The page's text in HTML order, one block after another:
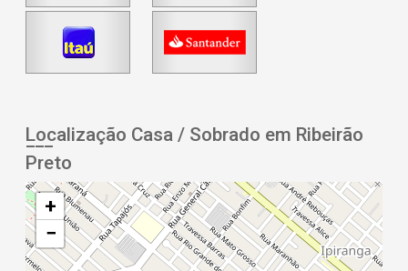
Localização Casa / Sobrado em Ribeirão
Preto
+
−